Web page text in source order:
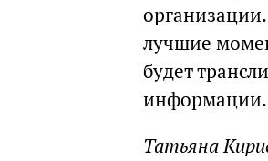
лучшие
будет
информации.
Татьяна